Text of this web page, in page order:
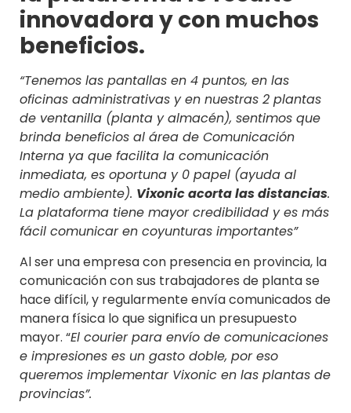
innovadora y con muchos
beneficios.
“Tenemos las pantallas en 4 puntos, en las
oficinas administrativas y en nuestras 2 plantas
de ventanilla (planta y almacén), sentimos que
brinda beneficios al área de Comunicación
Interna ya que facilita la comunicación
inmediata, es oportuna y 0 papel (ayuda al
medio ambiente). Vixonic acorta las distancias.
La plataforma tiene mayor credibilidad y es más
fácil comunicar en coyunturas importantes”
Al ser una empresa con presencia en provincia, la
comunicación con sus trabajadores de planta se
hace difícil, y regularmente envía comunicados de
manera física lo que significa un presupuesto
mayor. “El courier para envío de comunicaciones
e impresiones es un gasto doble, por eso
queremos implementar Vixonic en las plantas de
provincias”.